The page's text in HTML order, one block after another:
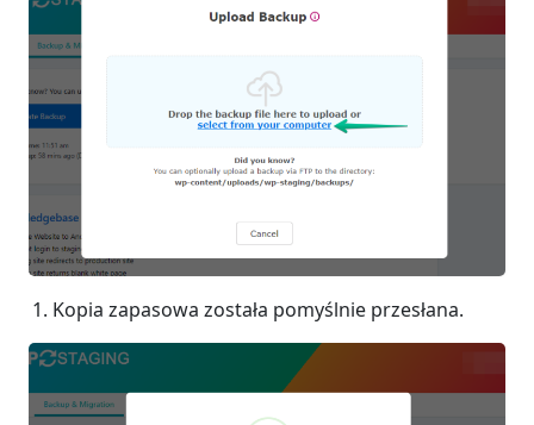
Kopia zapasowa została pomyślnie przesłana.